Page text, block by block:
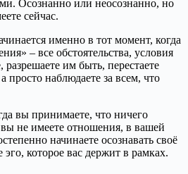
Осознанно или неосознанно, но
сейчас.
именно в тот момент, когда
– все обстоятельства, условия
им быть, перестаете
просто наблюдаете за всем, что
вы принимаете, что ничего
не имеете отношения, в вашей
начинаете осознавать своё
эго, которое вас держит в рамках.